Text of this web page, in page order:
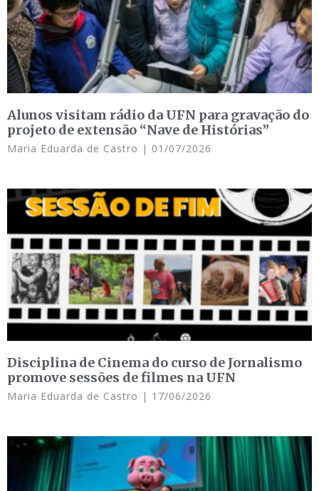
Alunos visitam rádio da UFN para gravação do
projeto de extensão “Nave de Histórias”
Maria Eduarda de Castro 01/07/2026
Disciplina de Cinema do curso de Jornalismo
promove sessões de filmes na UFN
Maria Eduarda de Castro 17/06/2026